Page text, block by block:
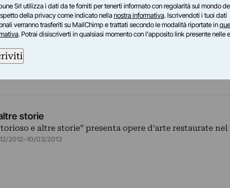
storie
e altre storie” presenta opere d’arte restaurate nel
2012–10/03/2013
Srl utilizza i dati da te forniti per tenerti informato con regolarità sul mondo
della privacy come indicato nellanostra informativa. Iscrivendoti i tuoi dati
verranno trasferiti su MailChimp e trattati secondo le modalità riportate in
. Potrai disiscriverti in qualsiasi momento con l'apposito link presente nelle